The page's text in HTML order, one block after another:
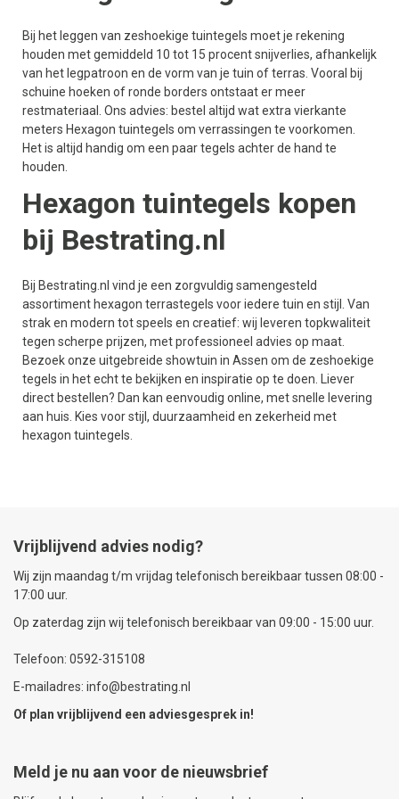
Bij het leggen van zeshoekige tuintegels moet je rekening
houden met gemiddeld 10 tot 15 procent snijverlies, afhankelijk
van het legpatroon en de vorm van je tuin of terras. Vooral bij
schuine hoeken of ronde borders ontstaat er meer
restmateriaal. Ons advies: bestel altijd wat extra vierkante
meters Hexagon tuintegels om verrassingen te voorkomen.
Het is altijd handig om een paar tegels achter de hand te
houden.
Hexagon tuintegels kopen
bij Bestrating.nl
Bij Bestrating.nl vind je een zorgvuldig samengesteld
assortiment hexagon terrastegels voor iedere tuin en stijl. Van
strak en modern tot speels en creatief: wij leveren topkwaliteit
tegen scherpe prijzen, met professioneel advies op maat.
Bezoek onze uitgebreide showtuin in Assen om de zeshoekige
tegels in het echt te bekijken en inspiratie op te doen. Liever
direct bestellen? Dan kan eenvoudig online, met snelle levering
aan huis. Kies voor stijl, duurzaamheid en zekerheid met
hexagon tuintegels.
Vrijblijvend advies nodig?
Wij zijn maandag t/m vrijdag telefonisch bereikbaar tussen 08:00 -
17:00 uur.
Op zaterdag zijn wij telefonisch bereikbaar van 09:00 - 15:00 uur.
Telefoon: 0592-315108
E-mailadres: info@bestrating.nl
Of plan vrijblijvend een adviesgesprek in!
Meld je nu aan voor de nieuwsbrief